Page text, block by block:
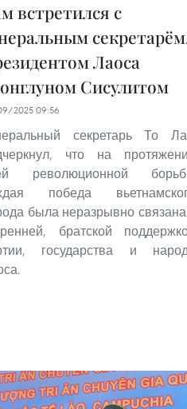
встретился с
Лаоса
Сисулитом
2025 09:56
секретарь То
что на
революционной
победа
была неразрывно
братской
государства и